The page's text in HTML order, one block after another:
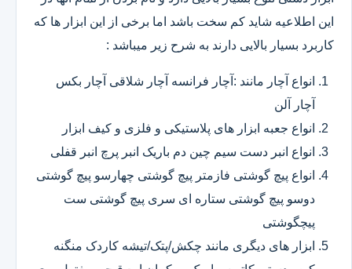
این اطلاعیه شاید کم سخت باشد اما برخی از این ابزار ها که
کاربرد بسیار بالایی دارند به شرح زیر میباشد :
انواع آچار مانند :آچار فرانسه آچار شلاقی آچار بکس
آچار آلن
انواع جعبه ابزار های پلاستیکی و فلزی و کیف ابزار
انواع انبر دست سیم چین دم باریک انبر پرچ انبر قفلی
انواع پیچ گوشتی فازمتر پیچ گوشتی چهارسو پیچ گوشتی
دوسو پیچ گوشتی ستاره ای سری پیچ گوشتی ست
پیچگوشتی
ابزار های دیگری مانند چکش/پتک/تیشه کاردک منگنه